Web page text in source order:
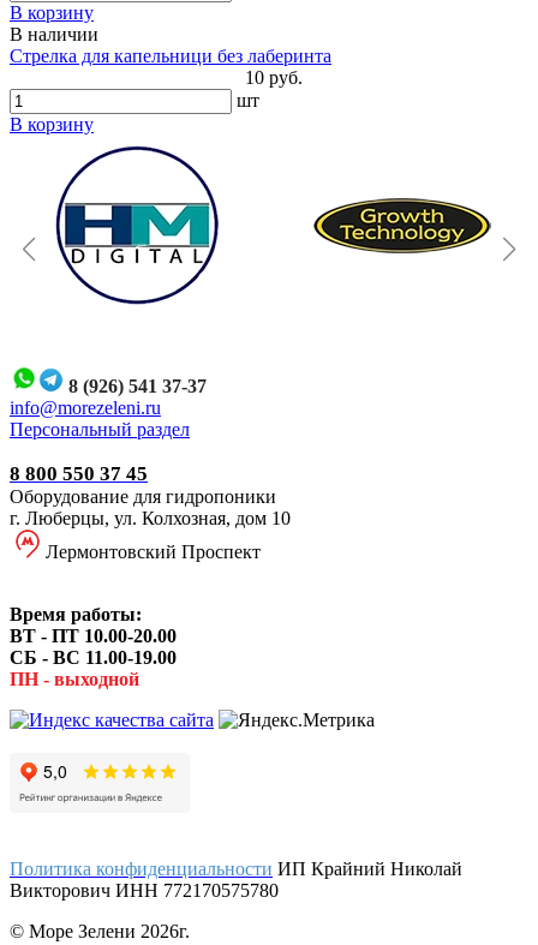
В корзину
В наличии
Стрелка для капельници без лаберинта
10 руб.
шт
В корзину
8 (926) 541 37-37
info@morezeleni.ru
Персональный раздел
8 800 550 37 45
Оборудование для гидропоники
г. Люберцы, ул. Колхозная, дом 10
Лермонтовский Проспект
Время работы:
ВТ - ПТ 10.00-20.00
СБ - ВС 11.00-19.00
ПН - выходной
Политика конфиденциальности ИП Крайний Николай
Викторович ИНН 772170575780
© Море Зелени 2026г.